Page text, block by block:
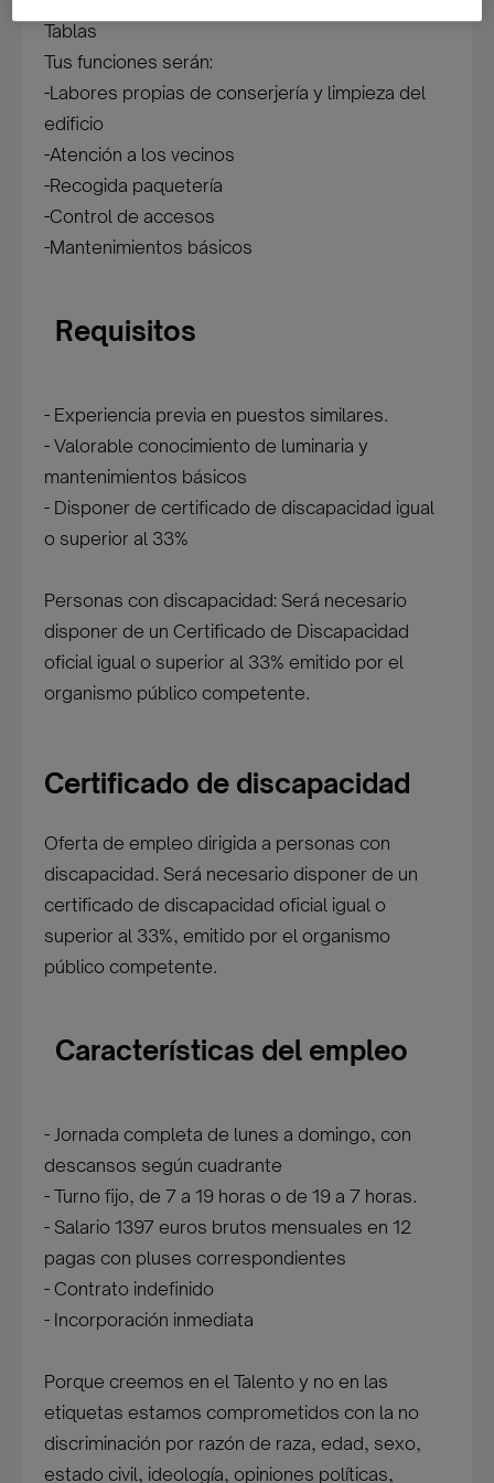
Tablas
Tus funciones serán:
-Labores propias de conserjería y limpieza del
edificio
-Atención a los vecinos
-Recogida paquetería
-Control de accesos
-Mantenimientos básicos
Requisitos
- Experiencia previa en puestos similares.
- Valorable conocimiento de luminaria y
mantenimientos básicos
- Disponer de certificado de discapacidad igual
o superior al 33%
Personas con discapacidad: Será necesario
disponer de un Certificado de Discapacidad
oficial igual o superior al 33% emitido por el
organismo público competente.
Certificado de discapacidad
Oferta de empleo dirigida a personas con
discapacidad. Será necesario disponer de un
certificado de discapacidad oficial igual o
superior al 33%, emitido por el organismo
público competente.
Características del empleo
- Jornada completa de lunes a domingo, con
descansos según cuadrante
- Turno fijo, de 7 a 19 horas o de 19 a 7 horas.
- Salario 1397 euros brutos mensuales en 12
pagas con pluses correspondientes
- Contrato indefinido
- Incorporación inmediata
Porque creemos en el Talento y no en las
etiquetas estamos comprometidos con la no
discriminación por razón de raza, edad, sexo,
estado civil, ideología, opiniones políticas,